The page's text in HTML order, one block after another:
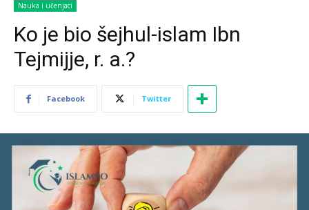
Nauka i učenjaci
Ko je bio šejhul-islam Ibn
Tejmijje, r. a.?
Facebook Twitter